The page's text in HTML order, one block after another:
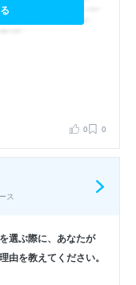
0 0
ス
選ぶ際に、あなたが
由を教えてください。